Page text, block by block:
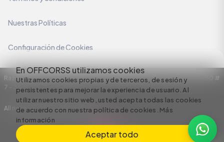
En OFFCORSS utilizamos cookies
Utilizamos cookies propias y de terceros, de sesión y
persistentes para mejorar la experiencia de usuario. Al
utilizar nuestro sitio web, usted acepta todas las cookies
de acuerdo con nuestra política de cookies. Más
información
Aceptar todo
Nuestras Políticas
Configuración de Cookies
Razón Social: C.I HERMECO S.A. NIT: 890924167-6 Dirección: Carrera 50 #
7 – 35
All rights reserved empowered by